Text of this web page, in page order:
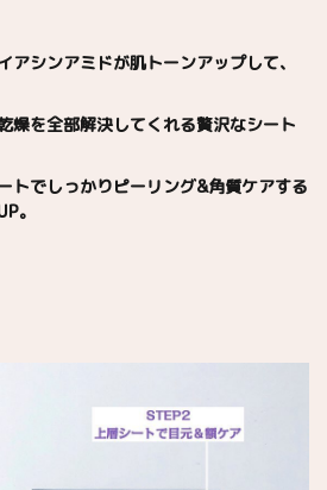
アシンアミドが肌トーンアップして、
燥を全部解決してくれる贅沢なシート
トでしっかりピーリング&角質ケアする
。